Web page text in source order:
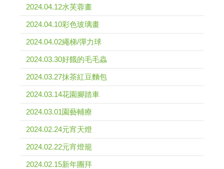
2024.04.12水芙蓉畫
2024.04.10彩色玻璃畫
2024.04.02繩梯/彈力球
2024.03.30好餓的毛毛蟲
2024.03.27抹茶紅豆麵包
2024.03.14花園腳踏車
2024.03.01園藝輔療
2024.02.24元宵天燈
2024.02.22元宵燈籠
2024.02.15新年團拜